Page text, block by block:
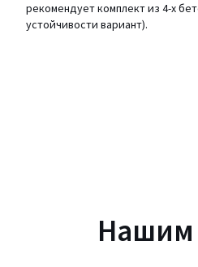
рекомендует комплект из 4-х
устойчивости вариант).
Подставка/плиты в комплект
алюминий, полиэстерНашим